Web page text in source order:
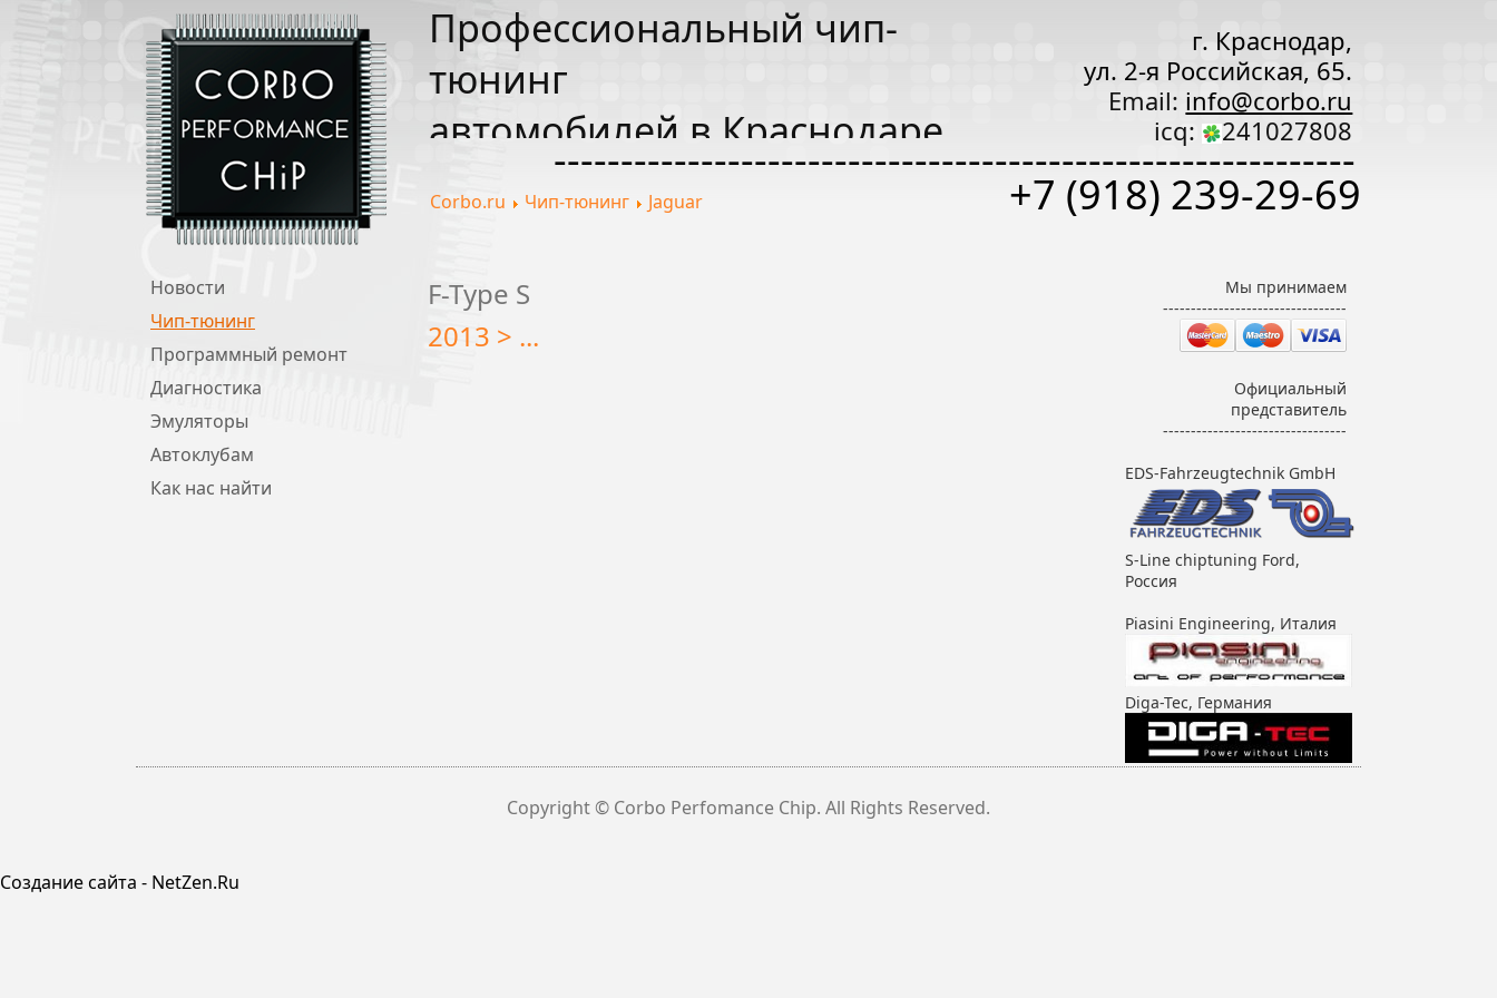
------------------------------------------------------------
Профессиональный чип-
тюнинг
автомобилей в Краснодаре
г. Краснодар,
ул. 2-я Российская, 65.
Email: info@corbo.ru
icq:
241027808
+7 (918) 239-29-69
Corbo.ru Чип-тюнинг Jaguar
Новости
Чип-тюнинг
Программный ремонт
Диагностика
Эмуляторы
Автоклубам
Как нас найти
F-Type S
2013 > ...
Мы принимаем
---------------------------------
Официальный
представитель
---------------------------------
EDS-Fahrzeugtechnik GmbH
S-Line chiptuning Ford,
Россия
Piasini Engineering, Италия
Diga-Tec, Германия
Copyright © Corbo Perfomance Chip. All Rights Reserved.
Создание сайта - NetZen.Ru